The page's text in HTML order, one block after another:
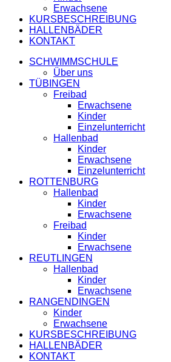
Erwachsene
KURSBESCHREIBUNG
HALLENBÄDER
KONTAKT
SCHWIMMSCHULE
Über uns
TÜBINGEN
Freibad
Erwachsene
Kinder
Einzelunterricht
Hallenbad
Kinder
Erwachsene
Einzelunterricht
ROTTENBURG
Hallenbad
Kinder
Erwachsene
Freibad
Kinder
Erwachsene
REUTLINGEN
Hallenbad
Kinder
Erwachsene
RANGENDINGEN
Kinder
Erwachsene
KURSBESCHREIBUNG
HALLENBÄDER
KONTAKT